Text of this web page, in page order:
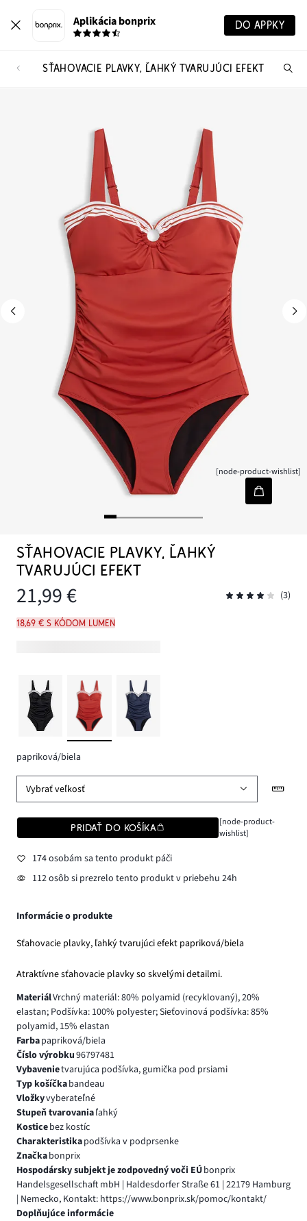
Aplikácia bonprix DO APPKY
SŤAHOVACIE PLAVKY, ĽAHKÝ TVARUJÚCI EFEKT
[node-product-wishlist]
SŤAHOVACIE PLAVKY, ĽAHKÝ
TVARUJÚCI EFEKT
21,99 € (3)
18,69 € s kódom LUMEN
papriková/biela
Vybrať veľkosť
PRIDAŤ DO KOŠÍKA
[node-product-
wishlist]
174 osobám sa tento produkt páči
112 osôb si prezrelo tento produkt v priebehu 24h
Informácie o produkte
Sťahovacie plavky, ľahký tvarujúci efekt papriková/biela
Atraktívne sťahovacie plavky so skvelými detailmi.
MateriálVrchný materiál: 80% polyamid (recyklovaný), 20%
elastan; Podšívka: 100% polyester; Sieťovinová podšívka: 85%
polyamid, 15% elastan
Farbapapriková/biela
Číslo výrobku96797481
Vybavenietvarujúca podšívka, gumička pod prsiami
Typ košíčkabandeau
Vložkyvyberateľné
Stupeň tvarovaniaľahký
Kosticebez kostíc
Charakteristikapodšívka v podprsenke
Značkabonprix
Hospodársky subjekt je zodpovedný voči EÚbonprix
Handelsgesellschaft mbH | Haldesdorfer Straße 61 | 22179 Hamburg
| Nemecko, Kontakt: https://www.bonprix.sk/pomoc/kontakt/
Doplňujúce informácie